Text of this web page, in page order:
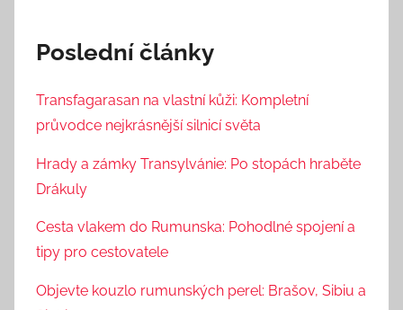
Poslední články
Transfagarasan na vlastní kůži: Kompletní
průvodce nejkrásnější silnicí světa
Hrady a zámky Transylvánie: Po stopách hraběte
Drákuly
Cesta vlakem do Rumunska: Pohodlné spojení a
tipy pro cestovatele
Objevte kouzlo rumunských perel: Brašov, Sibiu a